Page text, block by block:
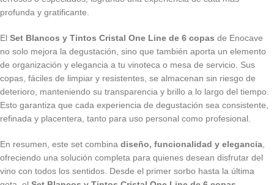
profunda y gratificante.
El Set Blancos y Tintos Cristal One Line de 6 copas de Enocave
no solo mejora la degustación, sino que también aporta un elemento
de organización y elegancia a tu vinoteca o mesa de servicio. Sus
copas, fáciles de limpiar y resistentes, se almacenan sin riesgo de
deterioro, manteniendo su transparencia y brillo a lo largo del tiempo.
Esto garantiza que cada experiencia de degustación sea consistente,
refinada y placentera, tanto para uso personal como profesional.
En resumen, este set combina diseño, funcionalidad y elegancia
ofreciendo una solución completa para quienes desean disfrutar del
vino con todos los sentidos. Desde el primer sorbo hasta la última